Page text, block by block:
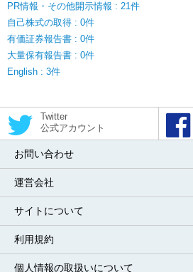
PR情報・その他開示情報 : 21件
自己株式の取得 : 0件
有価証券報告書 : 0件
大量保有報告書 : 0件
English : 3件
Twitter
公式アカウント
お問い合わせ
運営会社
サイトについて
利用規約
個人情報の取扱いについて